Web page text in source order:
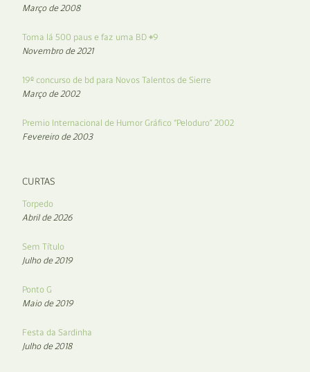
Março de 2008
Toma lá 500 paus e faz uma BD #9
Novembro de 2021
19º concurso de bd para Novos Talentos de Sierre
Março de 2002
Premio Internacional de Humor Gráfico “Peloduro” 2002
Fevereiro de 2003
CURTAS
Torpedo
Abril de 2026
Sem Título
Julho de 2019
Ponto G
Maio de 2019
Festa da Sardinha
Julho de 2018